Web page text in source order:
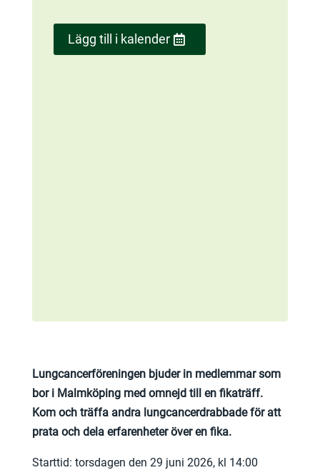
Lägg till i kalender
Lungcancerföreningen bjuder in medlemmar som
bor i Malmköping med omnejd till en fikaträff.
Kom och träffa andra lungcancerdrabbade för att
prata och dela erfarenheter över en fika.
Starttid: torsdagen den 29 juni 2026, kl 14:00